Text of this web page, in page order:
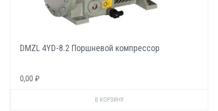
DMZL 4YD-8.2 Поршневой компрессор
0,00 ₽